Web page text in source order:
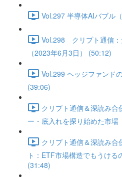
Vol.297 半導体AIバブル
Vol.298 クリプト通信
（2023年6月3日） (50:12)
Vol.299 ヘッジファンド
(39:06)
クリプト通信＆深読み合
ー・底入れを探り始めた市
クリプト通信＆深読み合
ト：ETF市場構造でもうける
(31:48)